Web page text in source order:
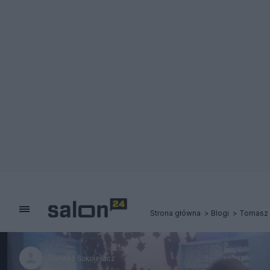
Strona główna Blogi
Tomasz Sokolewicz